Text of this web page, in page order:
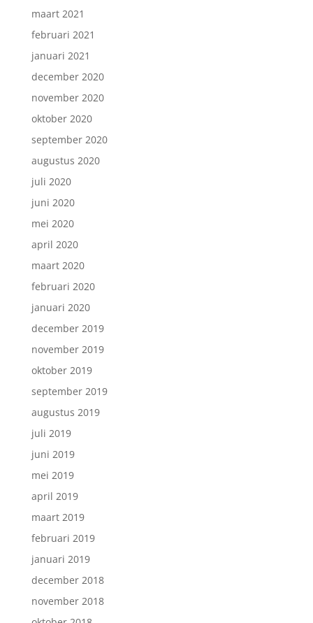
maart 2021
februari 2021
januari 2021
december 2020
november 2020
oktober 2020
september 2020
augustus 2020
juli 2020
juni 2020
mei 2020
april 2020
maart 2020
februari 2020
januari 2020
december 2019
november 2019
oktober 2019
september 2019
augustus 2019
juli 2019
juni 2019
mei 2019
april 2019
maart 2019
februari 2019
januari 2019
december 2018
november 2018